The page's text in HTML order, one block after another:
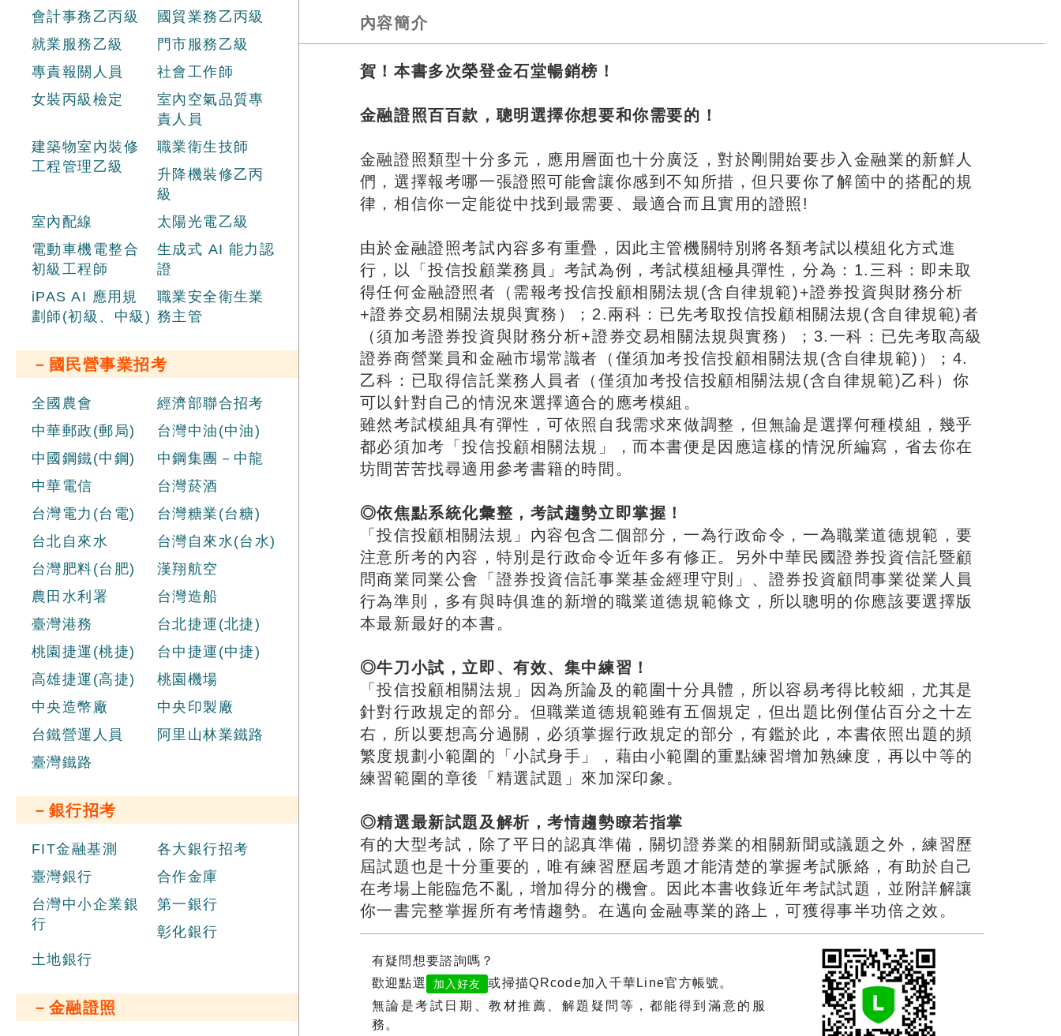
會計事務乙丙級
國貿業務乙丙級
就業服務乙級
門市服務乙級
專責報關人員
社會工作師
女裝丙級檢定
室內空氣品質專
責人員
建築物室內裝修
工程管理乙級
職業衛生技師
升降機裝修乙丙
級
室內配線
太陽光電乙級
電動車機電整合
初級工程師
生成式 AI 能力認
證
iPAS AI 應用規
劃師(初級、中級)
職業安全衛生業
務主管
－國民營事業招考
全國農會
經濟部聯合招考
中華郵政(郵局)
台灣中油(中油)
中國鋼鐵(中鋼)
中鋼集團－中龍
中華電信
台灣菸酒
台灣電力(台電)
台灣糖業(台糖)
台北自來水
台灣自來水(台水)
台灣肥料(台肥)
漢翔航空
農田水利署
台灣造船
臺灣港務
台北捷運(北捷)
桃園捷運(桃捷)
台中捷運(中捷)
高雄捷運(高捷)
桃園機場
中央造幣廠
中央印製廠
台鐵營運人員
阿里山林業鐵路
臺灣鐵路
－銀行招考
FIT金融基測
各大銀行招考
臺灣銀行
合作金庫
台灣中小企業銀
行
第一銀行
彰化銀行
土地銀行
－金融證照
內容簡介
賀！本書多次榮登金石堂暢銷榜！
金融證照百百款，聰明選擇你想要和你需要的！
金融證照類型十分多元，應用層面也十分廣泛，對於剛開始要步入金融業的新鮮人
們，選擇報考哪一張證照可能會讓你感到不知所措，但只要你了解箇中的搭配的規
律，相信你一定能從中找到最需要、最適合而且實用的證照!
由於金融證照考試內容多有重疊，因此主管機關特別將各類考試以模組化方式進
行，以「投信投顧業務員」考試為例，考試模組極具彈性，分為：1.三科：即未取
得任何金融證照者（需報考投信投顧相關法規(含自律規範)+證券投資與財務分析
+證券交易相關法規與實務）；2.兩科：已先考取投信投顧相關法規(含自律規範)者
（須加考證券投資與財務分析+證券交易相關法規與實務）；3.一科：已先考取高級
證券商營業員和金融市場常識者（僅須加考投信投顧相關法規(含自律規範)）；4.
乙科：已取得信託業務人員者（僅須加考投信投顧相關法規(含自律規範)乙科）你
可以針對自己的情況來選擇適合的應考模組。
雖然考試模組具有彈性，可依照自我需求來做調整，但無論是選擇何種模組，幾乎
都必須加考「投信投顧相關法規」，而本書便是因應這樣的情況所編寫，省去你在
坊間苦苦找尋適用參考書籍的時間。
◎依焦點系統化彙整，考試趨勢立即掌握！
「投信投顧相關法規」內容包含二個部分，一為行政命令，一為職業道德規範，要
注意所考的內容，特別是行政命令近年多有修正。另外中華民國證券投資信託暨顧
問商業同業公會「證券投資信託事業基金經理守則」、證券投資顧問事業從業人員
行為準則，多有與時俱進的新增的職業道德規範條文，所以聰明的你應該要選擇版
本最新最好的本書。
◎牛刀小試，立即、有效、集中練習！
「投信投顧相關法規」因為所論及的範圍十分具體，所以容易考得比較細，尤其是
針對行政規定的部分。但職業道德規範雖有五個規定，但出題比例僅佔百分之十左
右，所以要想高分過關，必須掌握行政規定的部分，有鑑於此，本書依照出題的頻
繁度規劃小範圍的「小試身手」，藉由小範圍的重點練習增加熟練度，再以中等的
練習範圍的章後「精選試題」來加深印象。
◎精選最新試題及解析，考情趨勢瞭若指掌
有的大型考試，除了平日的認真準備，關切證券業的相關新聞或議題之外，練習歷
屆試題也是十分重要的，唯有練習歷屆考題才能清楚的掌握考試脈絡，有助於自己
在考場上能臨危不亂，增加得分的機會。因此本書收錄近年考試試題，並附詳解讓
你一書完整掌握所有考情趨勢。在邁向金融專業的路上，可獲得事半功倍之效。
有疑問想要諮詢嗎？
歡迎點選
加入好友
或掃描QRcode加入千華Line官方帳號。
無論是考試日期、教材推薦、解題疑問等，都能得到滿意的服
務。